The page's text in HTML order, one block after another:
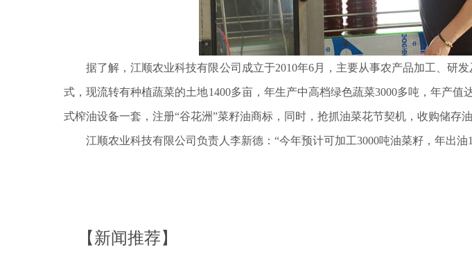
据了解，江顺农业科技有限公司成立于2010年6月，主要从事农产品加工、研发
式，现流转有种植蔬菜的土地1400多亩，年生产中高档绿色蔬菜3000多吨，年产值
式榨油设备一套，注册“谷花洲”菜籽油商标，同时，抢抓油菜花节契机，收购储存
江顺农业科技有限公司负责人李新德：“今年预计可加工3000吨油菜籽，年出油
【新闻推荐】